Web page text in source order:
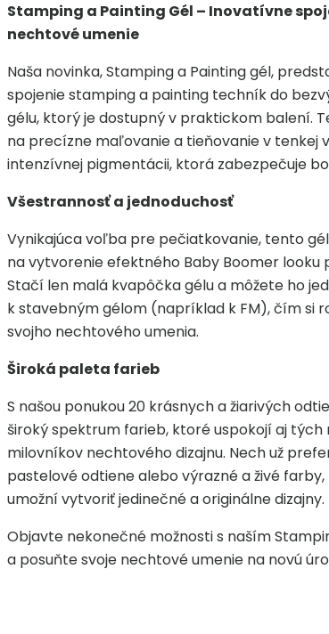
Stamping a Painting Gél – Inovatívne
nechtové umenie
Naša novinka, Stamping a Painting gél,
spojenie stamping a painting techník do
gélu, ktorý je dostupný v praktickom balení.
na precízne maľovanie a tieňovanie v tenkej
intenzívnej pigmentácii, ktorá zabezpečuje
Všestrannosť a jednoduchosť
Vynikajúca voľba pre pečiatkovanie, tento
na vytvorenie efektného Baby Boomer looku
Stačí len malá kvapôčka gélu a môžete ho
k stavebným gélom (napríklad k FM), čím si
svojho nechtového umenia.
Široká paleta farieb
S našou ponukou 20 krásnych a žiarivých
široký spektrum farieb, ktoré uspokojí aj
milovníkov nechtového dizajnu. Nech už
pastelové odtiene alebo výrazné a živé farby,
umožní vytvoriť jedinečné a originálne dizajny.
Objavte nekonečné možnosti s naším
a posuňte svoje nechtové umenie na novú